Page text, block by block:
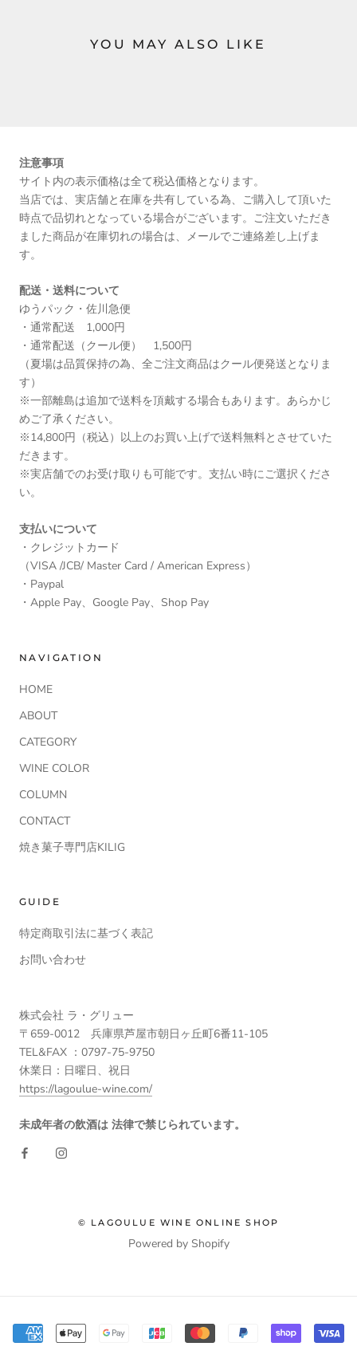
YOU MAY ALSO LIKE
注意事項
サイト内の表示価格は全て税込価格となります。
当店では、実店舗と在庫を共有している為、ご購入して頂いた
時点で品切れとなっている場合がございます。ご注文いただき
ました商品が在庫切れの場合は、メールでご連絡差し上げま
す。
配送・送料について
ゆうパック・佐川急便
・通常配送 1,000円
・通常配送（クール便） 1,500円
（夏場は品質保持の為、全ご注文商品はクール便発送となりま
す）
※一部離島は追加で送料を頂戴する場合もあります。あらかじ
めご了承ください。
※14,800円（税込）以上のお買い上げで送料無料とさせていた
だきます。
※実店舗でのお受け取りも可能です。支払い時にご選択くださ
い。
支払いについて
・クレジットカード
（VISA /JCB/ Master Card / American Express）
・Paypal
・Apple Pay、Google Pay、Shop Pay
NAVIGATION
HOME
ABOUT
CATEGORY
WINE COLOR
COLUMN
CONTACT
焼き菓子専門店KILIG
GUIDE
特定商取引法に基づく表記
お問い合わせ
株式会社 ラ・グリュー
〒659-0012 兵庫県芦屋市朝日ヶ丘町6番11-105
TEL&FAX ：0797-75-9750
休業日：日曜日、祝日
https://lagoulue-wine.com/
未成年者の飲酒は 法律で禁じられています。
© LAGOULUE WINE ONLINE SHOP
Powered by Shopify